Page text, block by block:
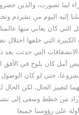
لما تصورت، والذين
إليه اليوم من تشرذم
التي كان يعاني منها
الكبيرة التي خلفها
التي حدثت بعد
أمل كان يلوح في الأفق
حتى لو كان الوصول
لتغيير الحال، لكن الحال
أراد من خطط وسعى إلى
على رؤوسنا جميعا.